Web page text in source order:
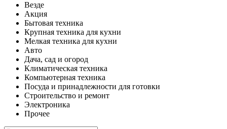
Везде
Акция
Бытовая техника
Крупная техника для кухни
Мелкая техника для кухни
Авто
Дача, сад и огород
Климатическая техника
Компьютерная техника
Посуда и принадлежности для готовки
Строительство и ремонт
Электроника
Прочее